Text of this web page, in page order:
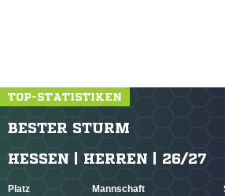
TOP-STATISTIKEN
BESTER STURM
HESSEN | HERREN | 26/27
Platz Mannschaft